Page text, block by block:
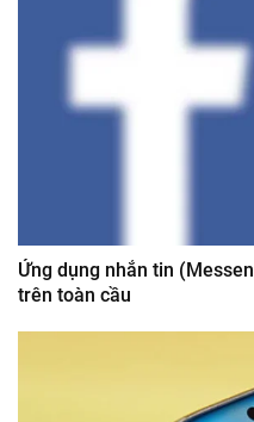
Ứng dụng nhắn tin
trên toàn cầu